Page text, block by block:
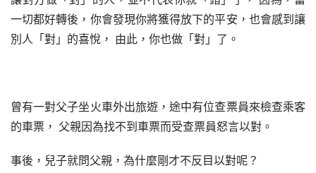
一切都好轉後，你會發現你將獲得放下的平安，也會感到讓
別人「對」的喜悅， 由此，你也做「對」了。
曾有一對父子坐火車外出旅遊，途中有位查票員來檢查乘客
的車票， 父親因為找不到車票而受查票員怒言以對。
事後，兒子就問父親，為什麼剛才不反目以對呢？